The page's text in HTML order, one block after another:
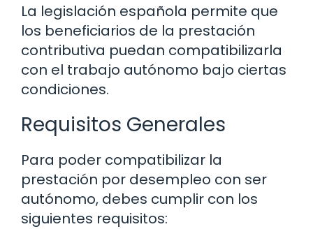
La legislación española permite que
los beneficiarios de la prestación
contributiva puedan compatibilizarla
con el trabajo autónomo bajo ciertas
condiciones.
Requisitos Generales
Para poder compatibilizar la
prestación por desempleo con ser
autónomo, debes cumplir con los
siguientes requisitos: